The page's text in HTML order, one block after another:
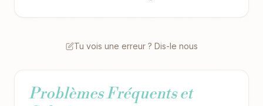
Tu vois une erreur ? Dis-le nous
Problèmes Fréquents et